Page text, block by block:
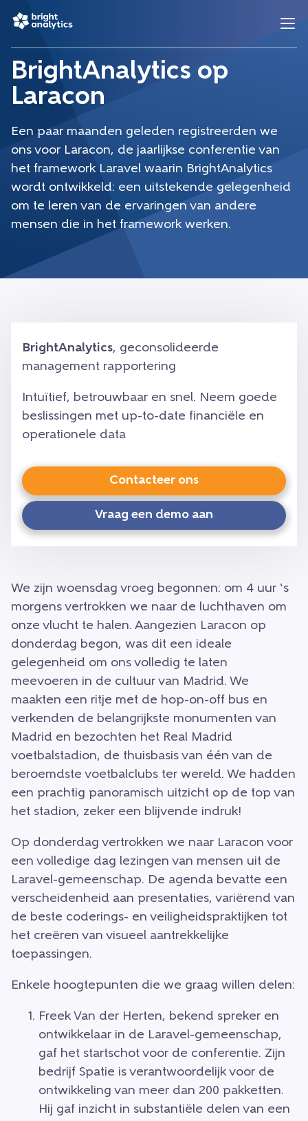
BrightAnalytics op
Laracon
Een paar maanden geleden registreerden we
ons voor Laracon, de jaarlijkse conferentie van
het framework Laravel waarin BrightAnalytics
wordt ontwikkeld: een uitstekende gelegenheid
om te leren van de ervaringen van andere
mensen die in het framework werken.
BrightAnalytics, geconsolideerde
management rapportering
Intuïtief, betrouwbaar en snel. Neem goede
beslissingen met up-to-date financiële en
operationele data
Contacteer ons
Vraag een demo aan
We zijn woensdag vroeg begonnen: om 4 uur ‘s
morgens vertrokken we naar de luchthaven om
onze vlucht te halen. Aangezien Laracon op
donderdag begon, was dit een ideale
gelegenheid om ons volledig te laten
meevoeren in de cultuur van Madrid. We
maakten een ritje met de hop-on-off bus en
verkenden de belangrijkste monumenten van
Madrid en bezochten het Real Madrid
voetbalstadion, de thuisbasis van één van de
beroemdste voetbalclubs ter wereld. We hadden
een prachtig panoramisch uitzicht op de top van
het stadion, zeker een blijvende indruk!
Op donderdag vertrokken we naar Laracon voor
een volledige dag lezingen van mensen uit de
Laravel-gemeenschap. De agenda bevatte een
verscheidenheid aan presentaties, variërend van
de beste coderings- en veiligheidspraktijken tot
het creëren van visueel aantrekkelijke
toepassingen.
Enkele hoogtepunten die we graag willen delen:
Freek Van der Herten, bekend spreker en
ontwikkelaar in de Laravel-gemeenschap,
gaf het startschot voor de conferentie. Zijn
bedrijf Spatie is verantwoordelijk voor de
ontwikkeling van meer dan 200 pakketten.
Hij gaf inzicht in substantiële delen van een